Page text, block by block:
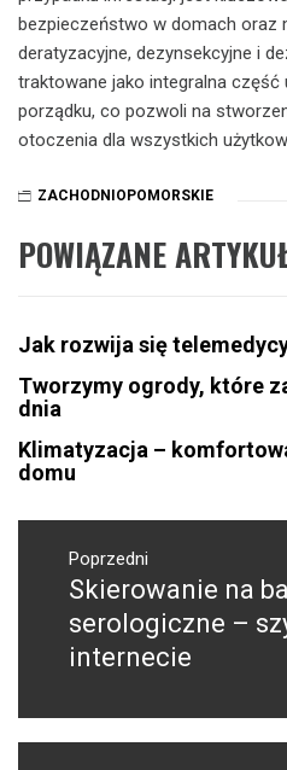
bezpieczeństwo w domach oraz
deratyzacyjne, dezynsekcyjne i
traktowane jako integralna
porządku, co pozwoli na
otoczenia dla wszystkich
ZACHODNIOPOMORSKIE
POWIĄZANE
Jak rozwija się
Tworzymy ogrody, które
dnia
Klimatyzacja –
domu
Nawigacja
wpisuPoprzedni
Poprzedni
wpis:
Skierowanie na
serologiczne –
internecie